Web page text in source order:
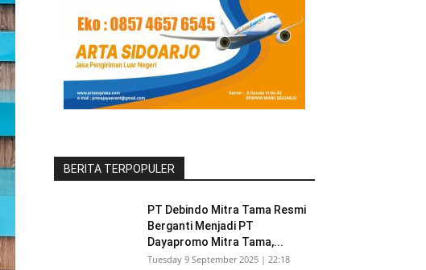
BERITA TERPOPULER
PT Debindo Mitra Tama Resmi
Berganti Menjadi PT
Dayapromo Mitra Tama,...
Tuesday 9 September 2025 | 22:18